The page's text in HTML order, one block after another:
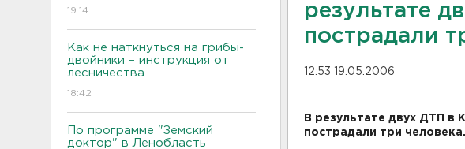
19:14
Как не наткнуться на грибы-
двойники – инструкция от
лесничества
18:42
По программе "Земский
доктор" в Ленобласть
результате
пострадали
12:53 19.05.2006
В результате двух ДТП в
пострадали три человека.